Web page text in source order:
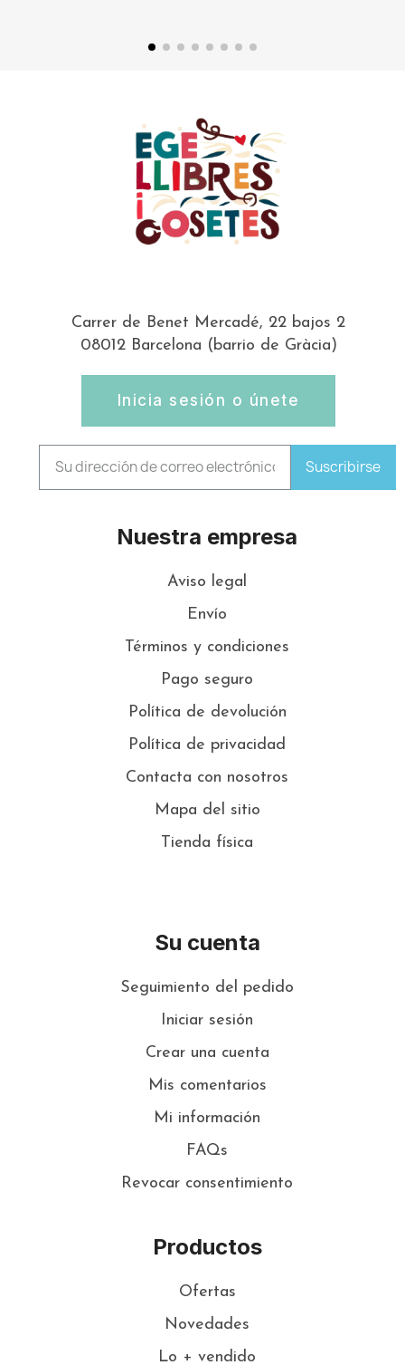
Carrer de Benet Mercadé, 22 bajos 2
08012 Barcelona (barrio de Gràcia)
Inicia sesión o únete
Suscribirse
Nuestra empresa
Aviso legal
Envío
Términos y condiciones
Pago seguro
Política de devolución
Política de privacidad
Contacta con nosotros
Mapa del sitio
Tienda física
Su cuenta
Seguimiento del pedido
Iniciar sesión
Crear una cuenta
Mis comentarios
Mi información
FAQs
Revocar consentimiento
Productos
Ofertas
Novedades
Lo + vendido